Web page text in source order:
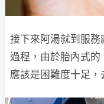
接下來阿湯就到服
過程，由於胎內式
應該是困難度十足，